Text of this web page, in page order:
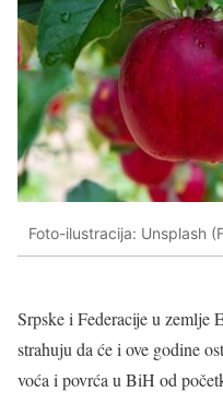
Foto-ilustracija: Unsplash
Srpske i Federacije u zemlje
strahuju da će i ove godine
voća i povrća u BiH od